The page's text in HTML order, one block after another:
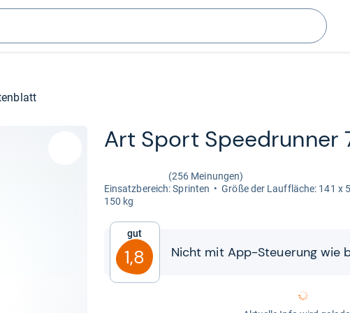
Suchen
Art Sport Spee­drun­ner
(256 Meinungen)
Ein­satz­be­reich: Sprin­ten
Größe der Lauf­flä­che: 141 x
150 kg
Gut
1,8 Nicht mit App-​​Steue­rung wie